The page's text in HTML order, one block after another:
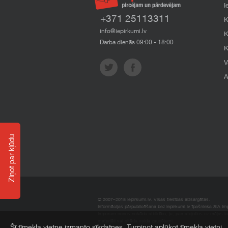
+371 25113311
info@iepirkumi.lv
Darba dienās 09:00 - 18:00
© 2007–2018 Iepirkumi.lv. Visas tiesības aizsargātas.
Informācijas pārpublicēšana bez iepirkumi.lv īpašnieka SIA
Ziņot par kļūdu